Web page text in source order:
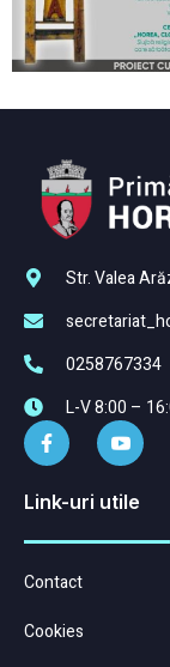
Str. Valea
0258767334
L-V 8:00 –
Link-uri utile
Contact
Cookies